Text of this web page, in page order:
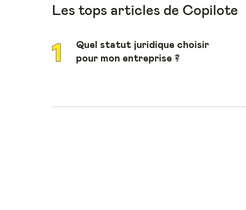
Les tops articles de Copilote
Quel statut juridique choisir
pour mon entreprise ?